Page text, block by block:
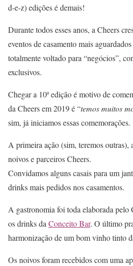
d-e-z) edições é demais!
Durante todos esses anos, a Cheers
eventos de casamento mais
totalmente voltado para “negócios”,
exclusivos.
Chegar a 10ª edição é motivo de
da Cheers em 2019 é “temos muitos
sim, já iniciamos essas comemorações.
A primeira ação (sim, teremos outras),
noivos e parceiros Cheers.
Convidamos alguns casais para um
drinks mais pedidos nos casamentos.
A gastronomia foi toda elaborada pelo
os drinks da Conceito Bar. O último
harmonização de um bom vinho tinto
Os noivos foram recebidos com uma